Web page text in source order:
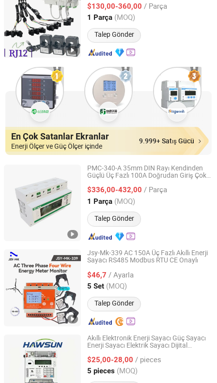
$130,00-360,00 / Parça
1 Parça (MOQ)
Talep Gönder
Jiangsu, China Fiyat 2020
En Çok Satanlar Ekranlar
Enerji Ölçer ve Güç Ölçer içinde
9.999+ Satış Gücü
PMC-340-A 35mm DIN Rayı Kendinden
Güçlü Üç Fazlı 100A Doğrudan Giriş Çok
$336,00-432,00 / Parça
1 Parça (MOQ)
Talep Gönder
CET Electric Technology Inc.
Guangdong, China Fiyat 2021
Jsy-Mk-339 AC 150A Üç Fazlı Akıllı Enerji
Sayacı RS485 Modbus RTU CE Onaylı
$46,7 / Ayarla
5 Set (MOQ)
Talep Gönder
Shenzhen Jiansiyan Technologies Co., Ltd.
Guangdong, China Fiyat 2025
Akıllı Elektronik Enerji Sayacı Güç Sayacı
Enerji Sayacı Elektrik Sayacı Dijital
Sayacı Güç Kalitesi Analizörü Akıllı
$25,00-28,00 / pieces
5 pieces (MOQ)
ZheJiang Hawsun Intelligent Electrical Technology Co.,
Zhejiang, China Fiyat 2025